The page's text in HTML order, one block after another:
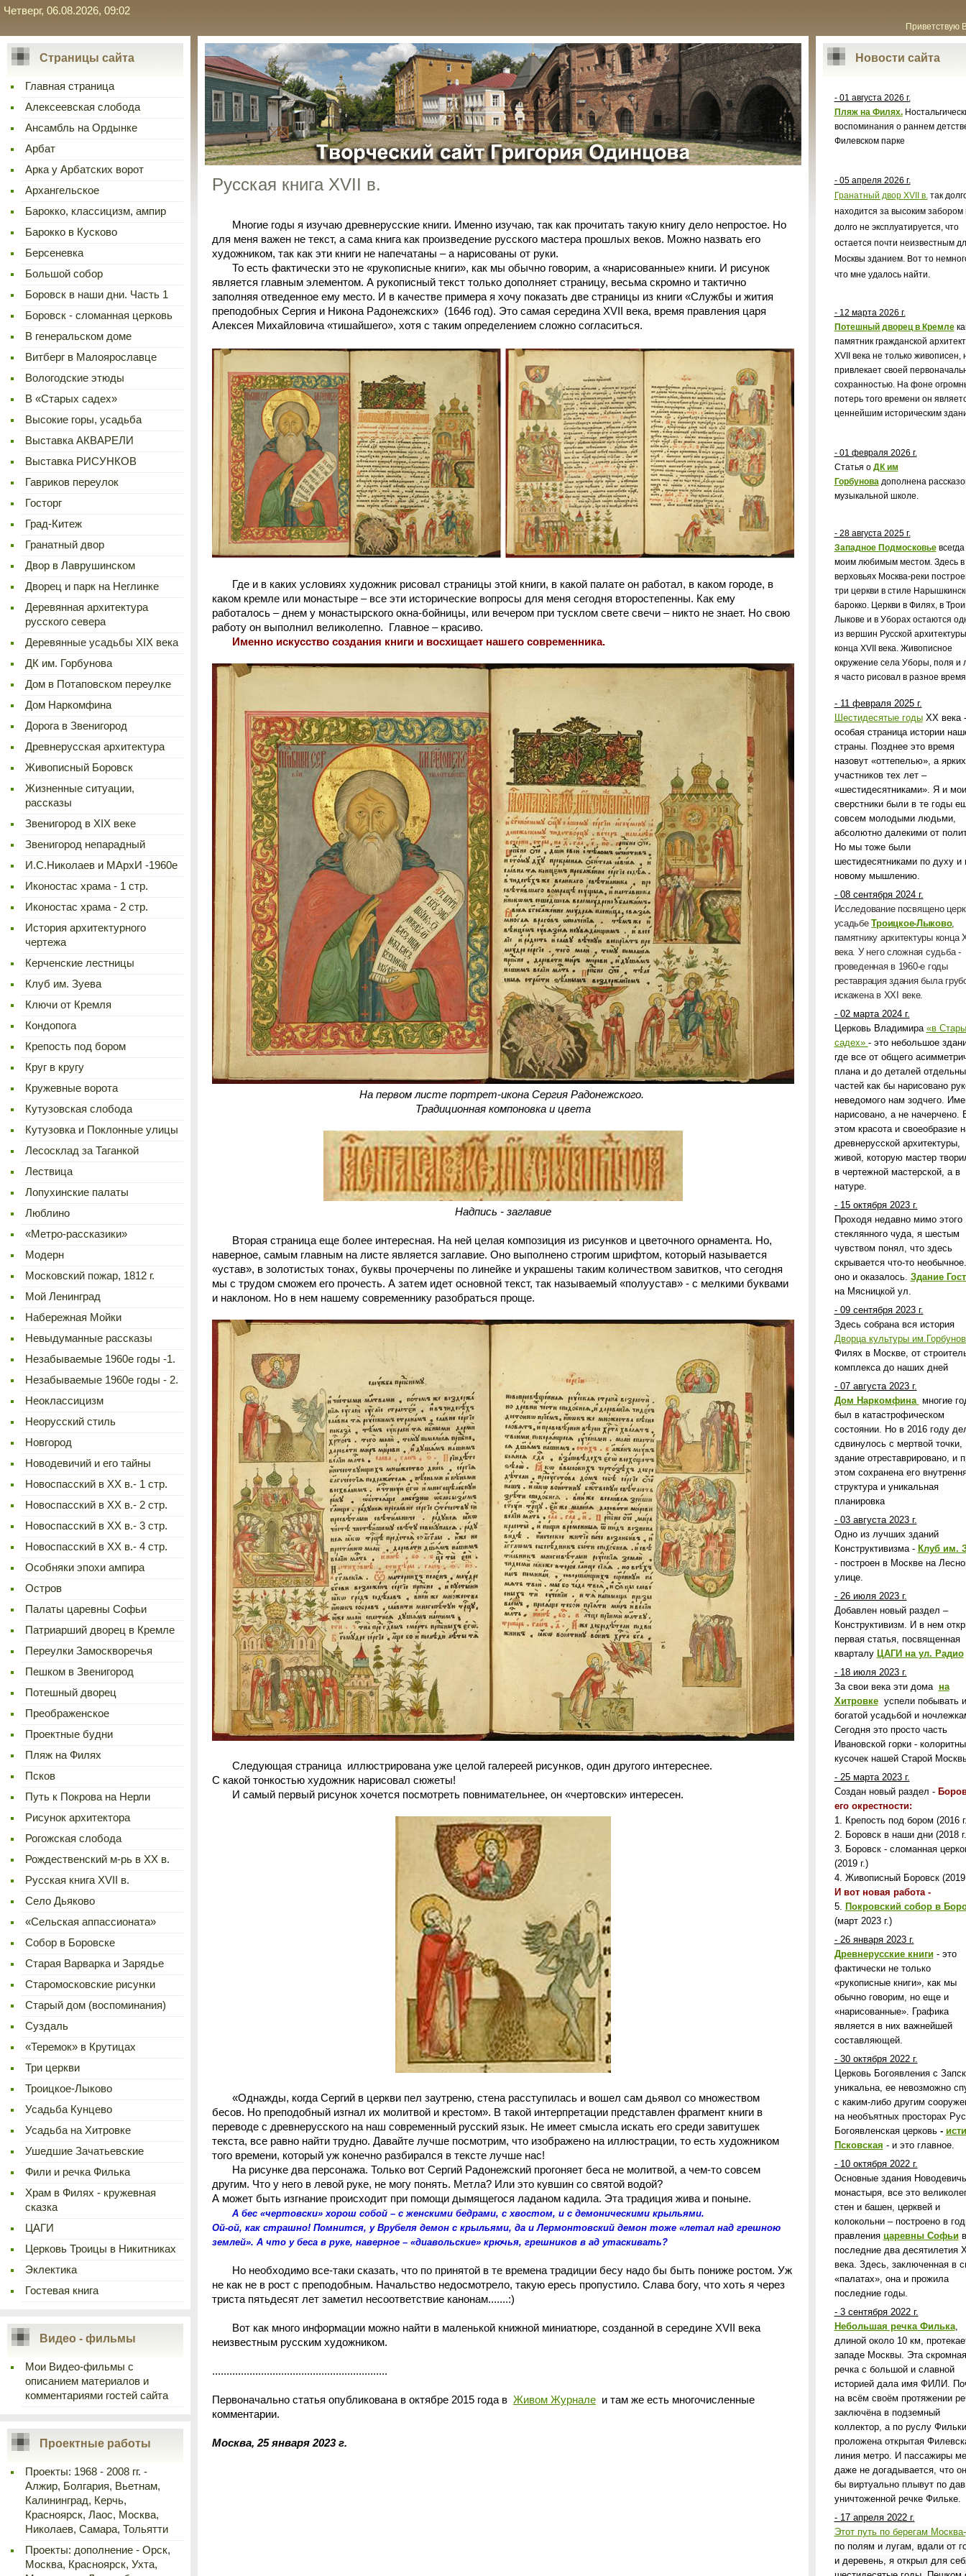
Четверг, 06.08.2026, 09:02
Приветствую
Страницы сайта
Главная страница
Алексеевская слобода
Ансамбль на Ордынке
Арбат
Арка у Арбатских ворот
Архангельское
Барокко, классицизм, ампир
Барокко в Кусково
Берсеневка
Большой собор
Боровск в наши дни. Часть 1
Боровск - сломанная церковь
В генеральском доме
Витберг в Малоярославце
Вологодские этюды
В «Старых садех»
Высокие горы, усадьба
Выставка АКВАРЕЛИ
Выставка РИСУНКОВ
Гавриков переулок
Госторг
Град-Китеж
Гранатный двор
Двор в Лаврушинском
Дворец и парк на Неглинке
Деревянная архитектура
русского севера
Деревянные усадьбы XIX века
ДК им. Горбунова
Дом в Потаповском переулке
Дом Наркомфина
Дорога в Звенигород
Древнерусская архитектура
Живописный Боровск
Жизненные ситуации,
рассказы
Звенигород в XIX веке
Звенигород непарадный
И.С.Николаев и МАрхИ -1960е
Иконостас храма - 1 стр.
Иконостас храма - 2 стр.
История архитектурного
чертежа
Керченские лестницы
Клуб им. Зуева
Ключи от Кремля
Кондопога
Крепость под бором
Круг в кругу
Кружевные ворота
Кутузовская слобода
Кутузовка и Поклонные улицы
Лесосклад за Таганкой
Лествица
Лопухинские палаты
Люблино
«Метро-рассказики»
Модерн
Московский пожар, 1812 г.
Мой Ленинград
Набережная Мойки
Невыдуманные рассказы
Незабываемые 1960е годы -1.
Незабываемые 1960е годы - 2.
Неоклассицизм
Неорусский стиль
Новгород
Новодевичий и его тайны
Новоспасский в XX в.- 1 стр.
Новоспасский в XX в.- 2 стр.
Новоспасский в XX в.- 3 стр.
Новоспасский в XX в.- 4 стр.
Особняки эпохи ампира
Остров
Палаты царевны Софьи
Патриарший дворец в Кремле
Переулки Замоскворечья
Пешком в Звенигород
Потешный дворец
Преображенское
Проектные будни
Пляж на Филях
Псков
Путь к Покрова на Нерли
Рисунок архитектора
Рогожская слобода
Рождественский м-рь в ХХ в.
Русская книга XVII в.
Село Дьяково
«Сельская аппассионата»
Cобор в Боровске
Старая Варварка и Зарядье
Старомосковские рисунки
Старый дом (воспоминания)
Суздаль
«Теремок» в Крутицах
Три церкви
Троицкое-Лыково
Усадьба Кунцево
Усадьба на Хитровке
Ушедшие Зачатьевские
Фили и речка Филька
Храм в Филях - кружевная
сказка
ЦАГИ
Церковь Троицы в Никитниках
Эклектика
Гостевая книга
Видео - фильмы
Мои Видео-фильмы с
описанием материалов и
комментариями гостей сайта
Проектные работы
Проекты: 1968 - 2008 гг. -
Алжир, Болгария, Вьетнам,
Калининград, Керчь,
Красноярск, Лаос, Москва,
Николаев, Самара, Тольятти
Проекты: дополнение - Орск,
Москва, Красноярск, Ухта,
Русская книга XVII в.
Многие годы я изучаю древнерусские книги. Именно изучаю, так как прочитать такую книгу дело непростое. Но
для меня важен не текст, а сама книга как произведение русского мастера прошлых веков. Можно назвать его
художником, так как эти книги не напечатаны – а нарисованы от руки.
То есть фактически это не «рукописные книги», как мы обычно говорим, а «нарисованные» книги. И рисунок
является главным элементом. А рукописный текст только дополняет страницу, весьма скромно и тактично
заполняя отведенное ему место. И в качестве примера я хочу показать две страницы из книги «Службы и жития
преподобных Сергия и Никона Радонежских» (1646 год). Это самая середина XVII века, время правления царя
Алексея Михайловича «тишайшего», хотя с таким определением сложно согласиться.
Где и в каких условиях художник рисовал страницы этой книги, в какой палате он работал, в каком городе, в
каком кремле или монастыре – все эти исторические вопросы для меня сегодня второстепенны. Как ему
работалось – днем у монастырского окна-бойницы, или вечером при тусклом свете свечи – никто не знает. Но свою
работу он выполнил великолепно. Главное – красиво.
Именно искусство создания книги и восхищает нашего современника.
На первом листе портрет-икона Сергия Радонежского.
Традиционная компоновка и цвета
Надпись - заглавие
Вторая страница еще более интересная. На ней целая композиция из рисунков и цветочного орнамента. Но,
наверное, самым главным на листе является заглавие. Оно выполнено строгим шрифтом, который называется
«устав», в золотистых тонах, буквы прочерчены по линейке и украшены таким количеством завитков, что сегодня
мы с трудом сможем его прочесть. А затем идет основной текст, так называемый «полуустав» - с мелкими буквами
и наклоном. Но в нем нашему современнику разобраться проще.
Следующая страница иллюстрирована уже целой галереей рисунков, один другого интереснее.
С какой тонкостью художник нарисовал сюжеты!
И самый первый рисунок хочется посмотреть повнимательнее, он «чертовски» интересен.
«Однажды, когда Сергий в церкви пел заутреню, стена расступилась и вошел сам дьявол со множеством
бесов. Но преподобный изгнал их молитвой и крестом». В такой интерпретации представлен фрагмент книги в
переводе с древнерусского на наш современный русский язык. Не имеет смысла искать его среди завитушек
текста, все равно найти трудно. Давайте лучше посмотрим, что изображено на иллюстрации, то есть художником
того времени, который уж конечно разбирался в тексте лучше нас!
На рисунке два персонажа. Только вот Сергий Радонежский прогоняет беса не молитвой, а чем-то совсем
другим. Что у него в левой руке, не могу понять. Метла? Или это кувшин со святой водой?
А может быть изгнание происходит при помощи дымящегося ладаном кадила. Эта традиция жива и поныне.
А бес «чертовски» хорош собой – с женскими бедрами, с хвостом, и с демоническими крыльями.
Ой-ой, как страшно! Помнится, у Врубеля демон с крыльями, да и Лермонтовский демон тоже «летал над грешною
землей». А что у беса в руке, наверное – «диавольские» крючья, грешников в ад утаскивать?
Но необходимо все-таки сказать, что по принятой в те времена традиции бесу надо бы быть пониже ростом. Уж
не как не в рост с преподобным. Начальство недосмотрело, такую ересь пропустило. Слава богу, что хоть я через
триста пятьдесят лет заметил несоответствие канонам.......:)
Вот как много информации можно найти в маленькой книжной миниатюре, созданной в середине XVII века
неизвестным русским художником.
.............................................................
Первоначально статья опубликована в октябре 2015 года в Живом Журнале и там же есть многочисленные
комментарии.
Москва, 25 января 2023 г.
Новости сайта
- 01 августа 2026 г.
Пляж на Филях.
воспоминания о раннем
Филевском парке
- 05 апреля 2026 г.
Гранатный двор XVIIв. так
находится за высоким забором
долго не эксплуатируется, что
остается почти неизвестным
Москвы зданием. Вот то
что мне удалось найти.
- 12 марта 2026 г.
Потешный дворец в Кремле
памятник гражданской
XVIIвека не только живописен,
привлекает своей
сохранностью. На фоне
потерь того времени он
ценнейшим историческим
- 01 февраля 2026 г.
Статья о ДК им
Горбунова дополнена
музыкальной школе.
- 28 августа 2025 г.
Западное Подмосковье
моим любимым местом. Здесь в
верховьях Москва-реки
три церкви в стиле
барокко. Церкви в Филях, в
Лыкове и в Уборах остаются
из вершин Русской архитектуры
конца XVIIвека. Живописное
окружение села Уборы, поля и
я часто рисовал в разное
- 11 февраля 2025 г.
Шестидесятые годыХХ века -
особая страница истории
страны. Позднее это время
назовут «оттепелью», а ярких
участников тех лет –
«шестидесятниками». Я и мои
сверстники были в те годы
совсем молодыми людьми,
абсолютно далекими от
Но мы тоже были
шестидесятниками по духу и
новому мышлению.
- 08 сентября 2024 г.
Исследование посвящено
усадьбеТроицкое-Лыково,
памятнику архитектуры конца
века. У него сложная судьба -
проведенная в 1960-е годы
реставрация здания была
искажена в XXI веке.
- 02 марта 2024 г.
Церковь Владимира «в
садех» - это небольшое
где все от общего
плана и до деталей
частей как бы нарисовано
неведомого нам зодчего.
нарисовано, а не начерчено.
этом красота и своеобразие
древнерусской архитектуры,
живой, которую мастер
в чертежной мастерской, а в
натуре.
- 15 октября 2023 г.
Проходя недавно мимо этого
стеклянного чуда, я шестым
чувством понял, что здесь
скрывается что-то
оно и оказалось. Здание
на Мясницкой ул.
- 09 сентября 2023 г.
Здесь собрана вся история
Дворца культуры
Филях в Москве, от
комплекса до наших дней
- 07 августа 2023 г.
Дом Наркомфина многие
был в катастрофическом
состоянии. Но в 2016 году
сдвинулось с мертвой точки,
здание отреставрировано, и
этом сохранена его
структура и уникальная
планировка
- 03 августа 2023 г.
Одно из лучших зданий
Конструктивизма - Клуб им.
- построен в Москве на
улице.
- 26 июля 2023 г.
Добавлен новый раздел –
Конструктивизм. И в нем
первая статья, посвященная
кварталу ЦАГИ на ул. Радио
- 18 июля 2023 г.
За свои века эти дома на
Хитровкеуспели побывать и
богатой усадьбой и
Сегодня это просто часть
Ивановской горки -
кусочек нашей Старой
- 25 марта 2023 г.
Создан новый раздел -
его окрестности:
1. Крепость под бором (2016
2. Боровск в наши дни (2018
3. Боровск - сломанная
(2019 г.)
4. Живописный Боровск (2019
И вот новая работа -
5. Покровский собор в
(март 2023 г.)
- 26 января 2023 г.
Древнерусские книги- это
фактически не только
«рукописные книги», как мы
обычно говорим, но еще и
«нарисованные». Графика
является в них важнейшей
составляющей.
- 30 октября 2022 г.
Церковь Богоявления с
уникальна, ее невозможно
с каким-либо другим
на необъятных просторах
Богоявленская церковь -
Псковская - и это главное.
- 10 октября 2022 г.
Основные здания
монастыря, все это
стен и башен, церквей и
колокольни – построено в
правления царевны Софьив
последние два десятилетия
века. Здесь, заключенная в
«палатах», она и прожила
последние годы.
- 3 сентября 2022 г.
Небольшая речка Филька,
длиной около 10 км,
западе Москвы. Эта скромная
речка с большой и славной
историей дала имя ФИЛИ.
на всём своём протяжении
заключёна в подземный
коллектор, а по руслу Фильки
проложена открытая
линия метро. И пассажиры
даже не догадывается, что
бы виртуально плывут по
уничтоженной речке Фильке.
- 17 апреля 2022 г.
Этот путь по берегам
по полям и лугам, вдали от
и деревень, я открыл для